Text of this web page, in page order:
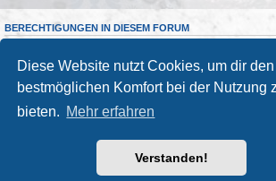
Diese Website nutzt Cookies, um dir den
bestmöglichen Komfort bei der Nutzung
bieten. Mehr erfahren
Verstanden!
BERECHTIGUNGEN IN DIESEM FORUM
Du darfst deine Beiträge in diesem Forumnichtändern.
Du darfst deine Beiträge in diesem Forum nicht löschen.
Foren-Übersicht
Powered byphpBB® Forum Software ©
Deutsche Übersetzung durch
Kulturkosmos Müritz e.V|Fusion Festival